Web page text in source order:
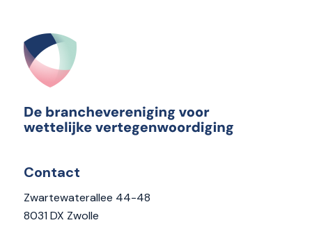
Contact
Zwartewaterallee 44-48
8031 DX Zwolle